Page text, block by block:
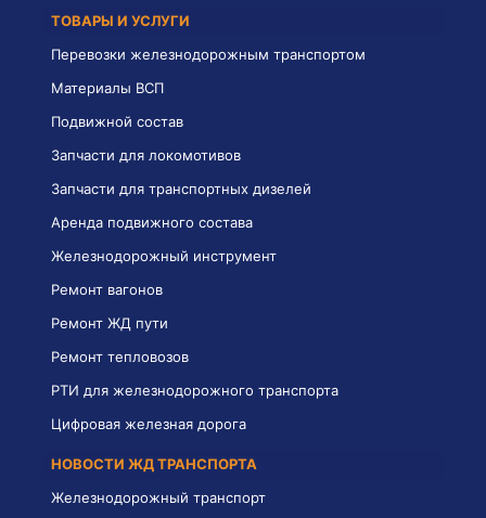
ТОВАРЫ И УСЛУГИ
Перевозки железнодорожным транспортом
Материалы ВСП
Подвижной состав
Запчасти для локомотивов
Запчасти для транспортных дизелей
Аренда подвижного состава
Железнодорожный инструмент
Ремонт вагонов
Ремонт ЖД пути
Ремонт тепловозов
РТИ для железнодорожного транспорта
Цифровая железная дорога
НОВОСТИ ЖД ТРАНСПОРТА
Железнодорожный транспорт